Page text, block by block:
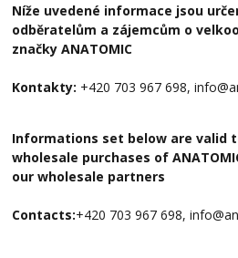
Níže uvedené informace jsou
odběratelům a zájemcům o
značky ANATOMIC
Kontakty: +420 703 967 698,
Informations set below are valid
wholesale purchases of
our wholesale partners
Contacts:+420 703 967 698,